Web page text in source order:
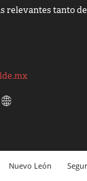
tanto
Nuevo León